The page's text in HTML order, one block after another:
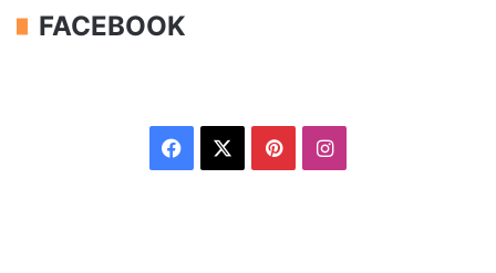
FACEBOOK
Facebook PinterestInstagram